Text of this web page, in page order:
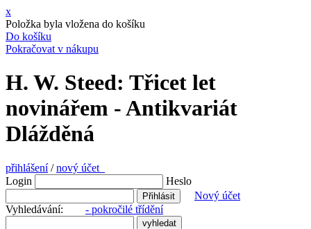
x
Položka byla vložena do košíku
Do košíku
Pokračovat v nákupu
H. W. Steed: Třicet let
novinářem - Antikvariát
Dlážděná
přihlášení/nový účet
Login
Heslo
Nový účet
Vyhledávání: - pokročilé třídění